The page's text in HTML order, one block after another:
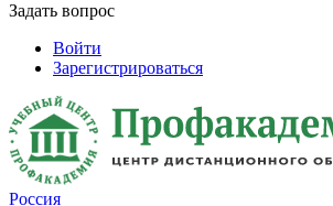
Задать вопрос
Войти
Зарегистрироваться
Россия